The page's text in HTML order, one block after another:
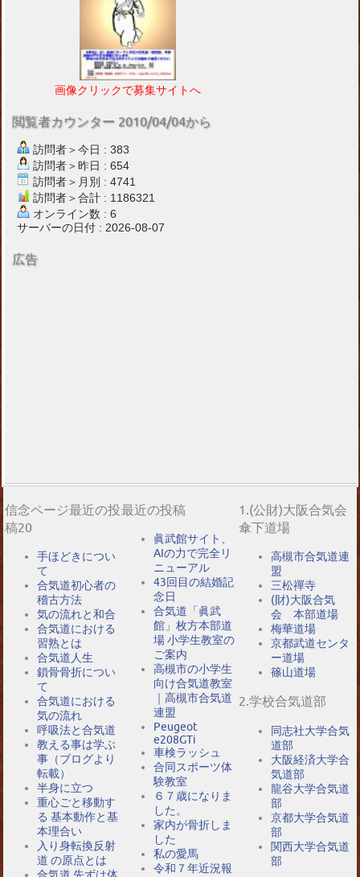
画像クリックで募集サイトへ
閲覧者カウンター 2010/04/04から
訪問者＞今日 : 383
訪問者＞昨日 : 654
訪問者＞月別 : 4741
訪問者＞合計 : 1186321
オンライン数 : 6
サーバーの日付 : 2026-08-07
広告
信念ページ最近の投
稿20
手ほどきについ
て
合気道初心者の
稽古方法
気の流れと和合
合気道における
習熟とは
合気道人生
鎖骨骨折につい
て
合気道における
気の流れ
呼吸法と合気道
教える事は学ぶ
事（ブログより
転載）
半身に立つ
重心ごと移動す
る 基本動作と基
本理合い
入り身転換反射
道 の原点とは
最近の投稿
眞武館サイト、
AIの力で完全リ
ニューアル
43回目の結婚記
念日
合気道「眞武
館」枚方本部道
場 小学生教室の
ご案内
高槻市の小学生
向け合気道教室
｜高槻市合気道
連盟
Peugeot
e208GTi
車検ラッシュ
合同スポーツ体
験教室
６７歳になりま
した。
家内が骨折しま
した
私の愛馬
令和７年近況報
1.(公財)大阪合気会
傘下道場
高槻市合気道連
盟
三松禪寺
(財)大阪合気
会 本部道場
梅華道場
京都武道センタ
ー道場
篠山道場
2.学校合気道部
同志社大学合気
道部
大阪経済大学合
気道部
龍谷大学合気道
部
京都大学合気道
部
関西大学合気道
部